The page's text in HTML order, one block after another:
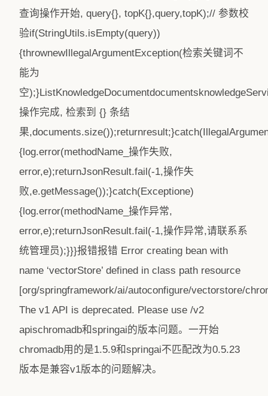
查询操作开始, query{}, topK{},query,topK);// 参数校
验if(StringUtils.isEmpty(query))
{thrownewIllegalArgumentException(检索关键词不
能为
空
操作完成, 检索到 {} 条结
果
{log.error(methodName_操作失败,
error,e);returnJsonResult.fail(-1,操作失
败,e.getMessage());}catch(Exceptione)
{log.error(methodName_操作异常,
error,e);returnJsonResult.fail(-1,操作异常,请联系系
统管理员);}}}报错报错 Error creating bean with
name ‘vectorStore’ defined in class path resource
[org/springframework/ai/autoconfigure/vectorstore/
The v1 API is deprecated. Please use /v2
apischromadb和springai的版本问题。一开始
chromadb用的是1.5.9和springai不匹配改为0.5.23
版本是兼容v1版本的问题解决。